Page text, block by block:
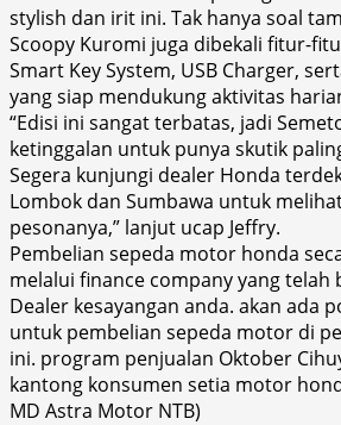
stylish dan irit ini. Tak hanya soal
Scoopy Kuromi juga dibekali fitur-
Smart Key System, USB Charger,
yang siap mendukung aktivitas
“Edisi ini sangat terbatas, jadi
ketinggalan untuk punya skutik
Segera kunjungi dealer Honda
Lombok dan Sumbawa untuk
pesonanya,” lanjut ucap Jeffry.
Pembelian sepeda motor honda
melalui finance company yang telah
Dealer kesayangan anda. akan ada
untuk pembelian sepeda motor di
ini. program penjualan Oktober
kantong konsumen setia motor
MD Astra Motor NTB)